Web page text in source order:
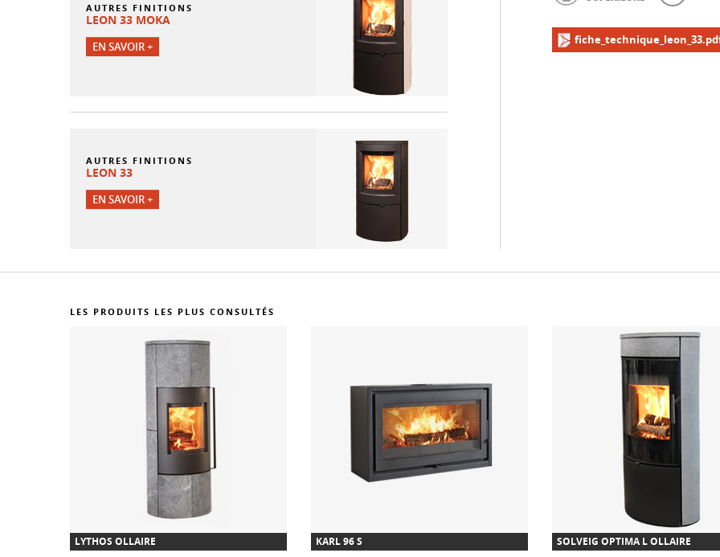
AUTRES FINITIONS
LEON 33 MOKA
EN SAVOIR +
AUTRES FINITIONS
LEON 33
EN SAVOIR +
LES PRODUITS LES PLUS CONSULTÉS
LYTHOS OLLAIRE KARL 96 S SOLVEIG OPTIMA L OLLAIRE